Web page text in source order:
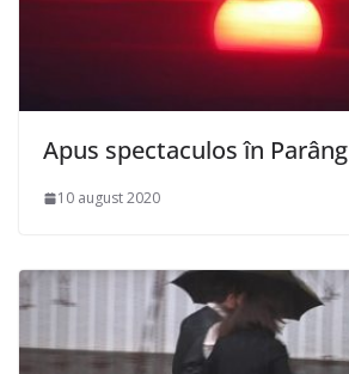
Apus spectaculos în Parâng
10 august 2020